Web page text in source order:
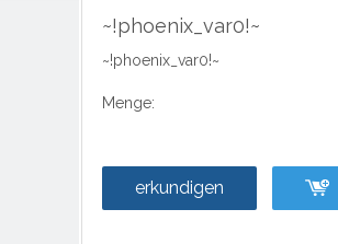
~!phoenix_var0!~
~!phoenix_var0!~
Menge:
erkundigen